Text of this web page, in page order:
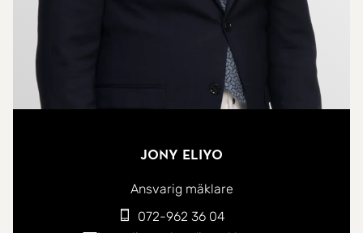
Jony Eliyo
Ansvarig mäklare
072-962 36 04